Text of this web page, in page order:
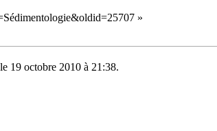
»
19 octobre 2010 à 21:38.